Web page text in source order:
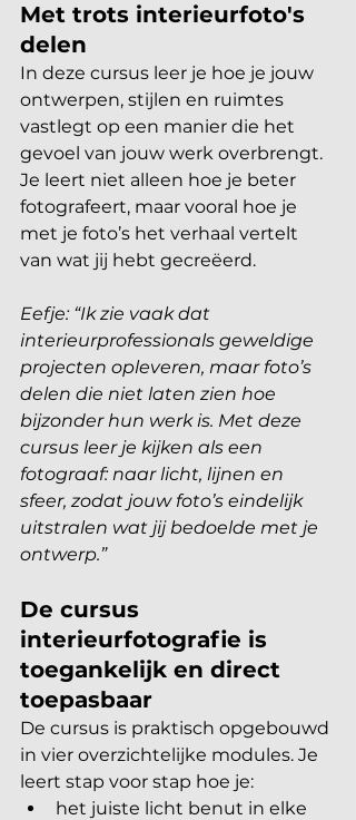
Met trots interieurfoto's
delen
In deze cursus leer je hoe je jouw
ontwerpen, stijlen en ruimtes
vastlegt op een manier die het
gevoel van jouw werk overbrengt.
Je leert niet alleen hoe je beter
fotografeert, maar vooral hoe je
met je foto’s het verhaal vertelt
van wat jij hebt gecreëerd.
Eefje: “Ik zie vaak dat
interieurprofessionals geweldige
projecten opleveren, maar foto’s
delen die niet laten zien hoe
bijzonder hun werk is. Met deze
cursus leer je kijken als een
fotograaf: naar licht, lijnen en
sfeer, zodat jouw foto’s eindelijk
uitstralen wat jij bedoelde met je
ontwerp.”
De cursus
interieurfotografie is
toegankelijk en direct
toepasbaar
De cursus is praktisch opgebouwd
in vier overzichtelijke modules. Je
leert stap voor stap hoe je:
het juiste licht benut in elke